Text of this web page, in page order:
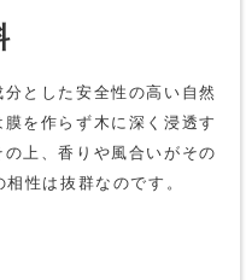
とした安全性の高い自然
を作らず木に深く浸透す
上、香りや風合いがその
性は抜群なのです。